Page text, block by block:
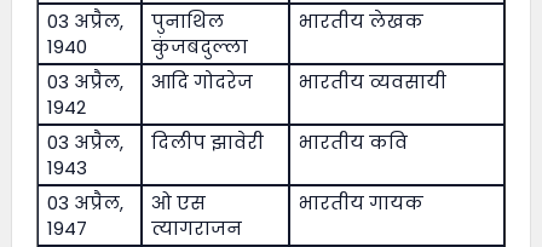
03 अप्रैल,
1940
पुनाथिल
कुंजबदुल्ला
भारतीय लेखक
03 अप्रैल,
1942
आदि गोदरेज भारतीय व्यवसायी
03 अप्रैल,
1943
दिलीप झावेरी भारतीय कवि
03 अप्रैल,
1947
ओ एस
त्यागराजन
भारतीय गायक